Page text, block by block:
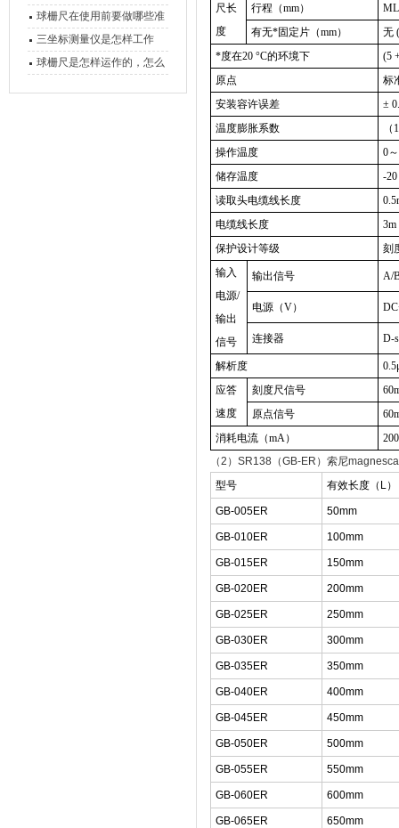
球栅尺在使用前要做哪些准
备工作？
三坐标测量仪是怎样工作
的，功能有什么优势？
球栅尺是怎样运作的，怎么
尺长
度
行程（mm）
ML
有无*固定片（mm）
无
*度在20 °C的环境下
(5
原点
标
安装容许误差
±
温度膨胀系数
操作温度
0
储存温度
-
读取头电缆线长度
电缆线长度
3m
保护设计等级
刻
输入
电源/
输出
信号
输出信号 A/
电源（V）
连接器 D-
解析度
应答
速度
刻度尺信号
原点信号
消耗电流（mA）
（2）SR138（GB-ER）索尼
型号
有效长度（L）
GB-005ER 50mm
GB-010ER 100mm
GB-015ER 150mm
GB-020ER 200mm
GB-025ER 250mm
GB-030ER 300mm
GB-035ER 350mm
GB-040ER 400mm
GB-045ER 450mm
GB-050ER 500mm
GB-055ER 550mm
GB-060ER 600mm
GB-065ER 650mm